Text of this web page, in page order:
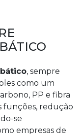
, sempre
como um
PP e fibra
funções, redução
se
empresas de